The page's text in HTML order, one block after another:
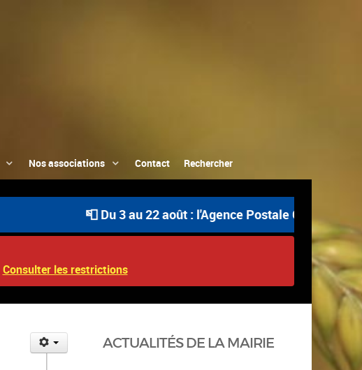
Nos associations Contact Rechercher
📮 Du 3 au 22 août : l'Agence Postale Communale
Consulter les restrictions
ACTUALITÉS DE LA MAIRIE